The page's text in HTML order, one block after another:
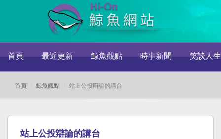
首頁 最近更新 鯨魚觀點 時事新聞 笑談人生
首頁 鯨魚觀點 站上公投辯論的講台
站上公投辯論的講台